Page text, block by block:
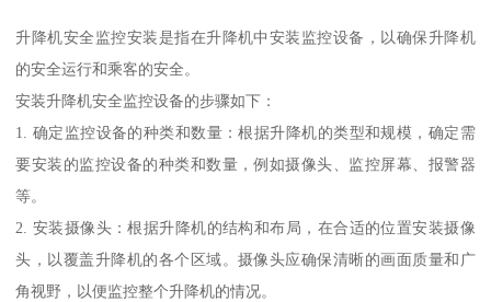
升降机安全监控安装是指在升降机中安装监控设备，以确保升降机
的安全运行和乘客的安全。
安装升降机安全监控设备的步骤如下：
1. 确定监控设备的种类和数量：根据升降机的类型和规模，确定需
要安装的监控设备的种类和数量，例如摄像头、监控屏幕、报警器
等。
2. 安装摄像头：根据升降机的结构和布局，在合适的位置安装摄像
头，以覆盖升降机的各个区域。摄像头应确保清晰的画面质量和广
角视野，以便监控整个升降机的情况。